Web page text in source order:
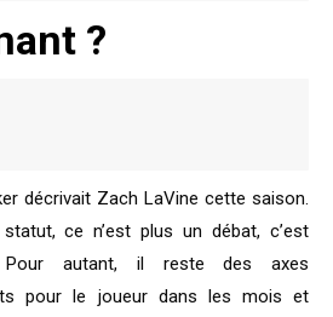
?
décrivait Zach LaVine cette saison.
ce n’est plus un débat, c’est
autant, il reste des axes
pour le joueur dans les mois et